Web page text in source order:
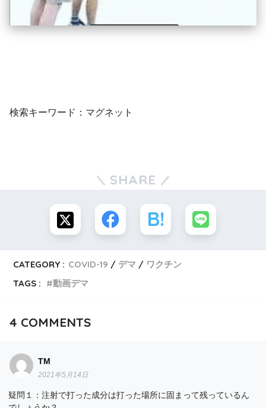
検索キーワード：マグネット
SHARE
CATEGORY : COVID-19 デマ
ワクチン
TAGS :
動画デマ
4 COMMENTS
TM
2021年5月14日
疑問１：注射で打った成分は打った場所に固まって残っているん